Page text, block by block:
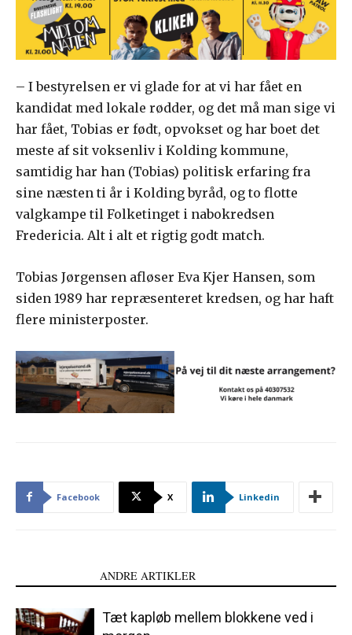
– I bestyrelsen er vi glade for at vi har fået en
kandidat med lokale rødder, og det må man sige vi
har fået, Tobias er født, opvokset og har boet det
meste af sit voksenliv i Kolding kommune,
samtidig har han (Tobias) politisk erfaring fra
sine næsten ti år i Kolding byråd, og to flotte
valgkampe til Folketinget i nabokredsen
Fredericia. Alt i alt et rigtig godt match.
Tobias Jørgensen afløser Eva Kjer Hansen, som
siden 1989 har repræsenteret kredsen, og har haft
flere ministerposter.
Facebook X Linkedin
ANDRE ARTIKLER
Tæt kapløb mellem blokkene ved i